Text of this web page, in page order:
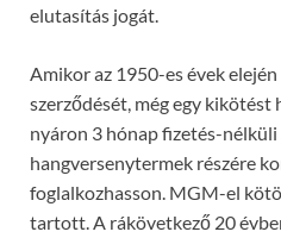
elutasítás jogát.
Amikor az 1950-es évek
szerződését, még egy
nyáron 3 hónap fizetés-nélküli
hangversenytermek részére
foglalkozhasson. MGM-el
tartott. A rákövetkező 20